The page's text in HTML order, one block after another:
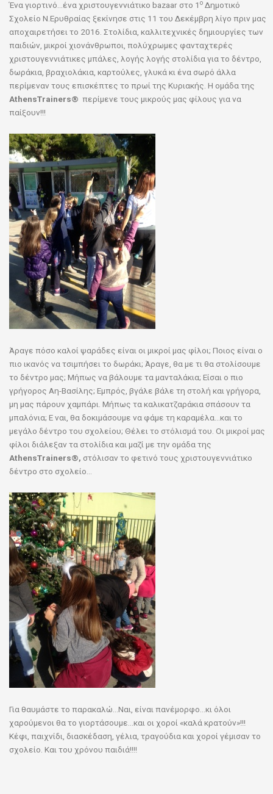
Ένα γιορτινό…ένα χριστουγεννιάτικο bazaar στο 1 ο Δημοτικό
Σχολείο Ν.Ερυθραίας ξεκίνησε στις 11 του Δεκέμβρη λίγο πριν μας
αποχαιρετήσει το 2016. Στολίδια, καλλιτεχνικές δημιουργίες των
παιδιών, μικροί χιονάνθρωποι, πολύχρωμες φανταχτερές
χριστουγεννιάτικες μπάλες, λογής λογής στολίδια για το δέντρο,
δωράκια, βραχιολάκια, καρτούλες, γλυκά κι ένα σωρό άλλα
περίμεναν τους επισκέπτες το πρωί της Κυριακής. Η ομάδα της
AthensTrainers® περίμενε τους μικρούς μας φίλους για να
παίξουν!!!
Άραγε πόσο καλοί ψαράδες είναι οι μικροί μας φίλοι; Ποιος είναι ο
πιο ικανός να τσιμπήσει το δωράκι; Άραγε, θα με τι θα στολίσουμε
το δέντρο μας; Μήπως να βάλουμε τα μανταλάκια; Είσαι ο πιο
γρήγορος Αη-Βασίλης; Εμπρός, βγάλε βάλε τη στολή και γρήγορα,
μη μας πάρουν χαμπάρι. Μήπως τα καλικατζαράκια σπάσουν τα
μπαλόνια; Ε ναι, θα δοκιμάσουμε να φάμε τη καραμέλα…και το
μεγάλο δέντρο του σχολείου; Θέλει το στόλισμά του. Οι μικροί μας
φίλοι διάλεξαν τα στολίδια και μαζί με την ομάδα της
AthensTrainers®, στόλισαν το φετινό τους χριστουγεννιάτικο
δέντρο στο σχολείο…
Για θαυμάστε το παρακαλώ…Ναι, είναι πανέμορφο…κι όλοι
χαρούμενοι θα το γιορτάσουμε…και οι χοροί «καλά κρατούν»!!!
Κέφι, παιχνίδι, διασκέδαση, γέλια, τραγούδια και χοροί γέμισαν το
σχολείο. Και του χρόνου παιδιά!!!!